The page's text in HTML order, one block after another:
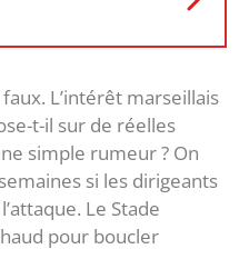
L’intérêt marseillais
t-il sur de réelles
simple rumeur ? On
si les dirigeants
Le Stade
pour boucler